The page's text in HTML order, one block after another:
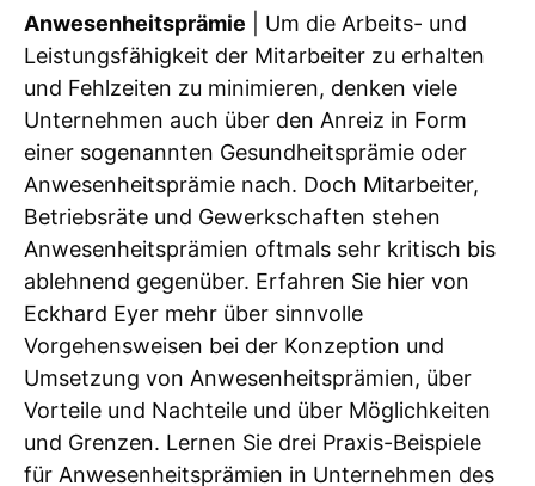
Anwesenheitsprämie | Um die Arbeits- und
Leistungsfähigkeit der Mitarbeiter zu erhalten
und Fehlzeiten zu minimieren, denken viele
Unternehmen auch über den Anreiz in Form
einer sogenannten Gesundheitsprämie oder
Anwesenheitsprämie nach. Doch Mitarbeiter,
Betriebsräte und Gewerkschaften stehen
Anwesenheitsprämien oftmals sehr kritisch bis
ablehnend gegenüber. Erfahren Sie hier von
Eckhard Eyer mehr über sinnvolle
Vorgehensweisen bei der Konzeption und
Umsetzung von Anwesenheitsprämien, über
Vorteile und Nachteile und über Möglichkeiten
und Grenzen. Lernen Sie drei Praxis-Beispiele
für Anwesenheitsprämien in Unternehmen des